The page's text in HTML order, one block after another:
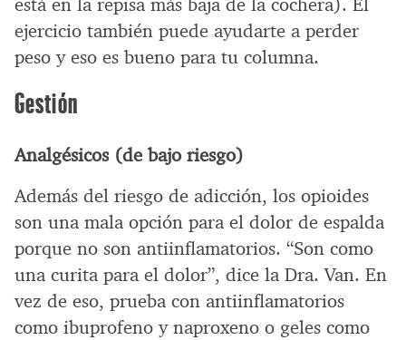
ejercicio también puede ayudarte a perder
peso y eso es bueno para tu columna.
Gestión
Analgésicos (de bajo riesgo)
Además del riesgo de adicción, los opioides
son una mala opción para el dolor de espalda
porque no son antiinflamatorios. “Son como
una curita para el dolor”, dice la Dra. Van. En
vez de eso, prueba con antiinflamatorios
como ibuprofeno y naproxeno o geles como